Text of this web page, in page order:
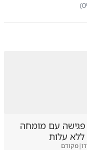
0
פגישה עם מומחה
ללא עלות
|מקודם